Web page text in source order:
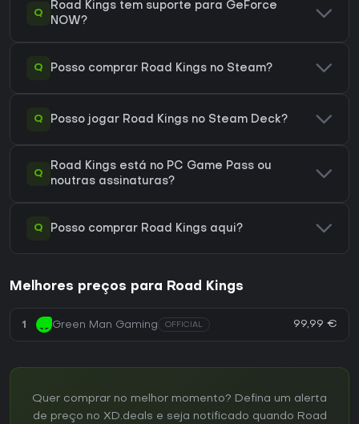
Q
Road Kings tem suporte para GeForce
NOW?
Q Posso comprar Road Kings no Steam?
Q Posso jogar Road Kings no Steam Deck?
Q
Road Kings está no PC Game Pass ou
noutras assinaturas?
Q Posso comprar Road Kings aqui?
Melhores preços para Road Kings
1 Green Man Gaming OFFICIAL 99,99 €
Quer comprar no melhor momento? Defina um alerta
de preço no XD.deals e seja notificado quando Road